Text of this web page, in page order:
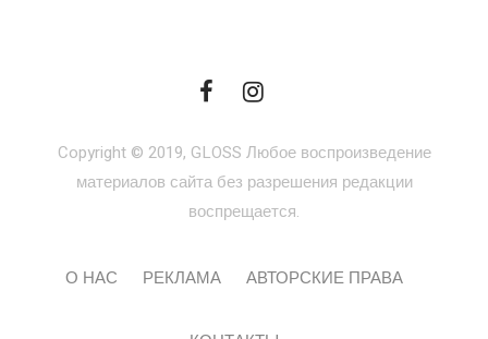
Copyright © 2019, GLOSS Любое воспроизведение
материалов сайта без разрешения редакции
воспрещается.
О НАС РЕКЛАМА АВТОРСКИЕ ПРАВА